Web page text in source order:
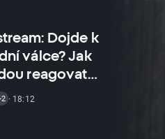
Dojde k
válce? Jak
reagovat
Akciový Trh
· 18:12